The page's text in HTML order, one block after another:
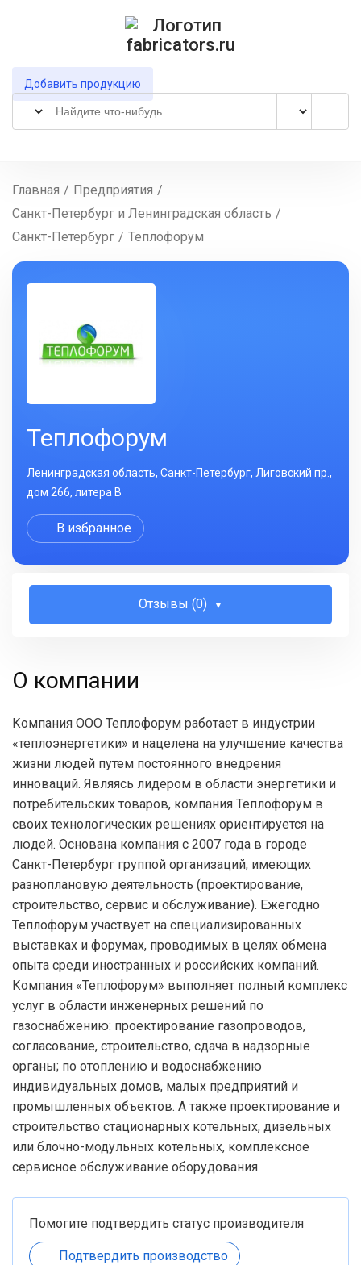
Добавить продукцию
Главная / Предприятия /
Санкт-Петербург и Ленинградская область /
Санкт-Петербург / Теплофорум
Теплофорум
Ленинградская область, Санкт-Петербург, Лиговский пр.,
дом 266, литера В
В избранное
Отзывы (0)
О компании
Компания ООО Теплофорум работает в индустрии
«теплоэнергетики» и нацелена на улучшение качества
жизни людей путем постоянного внедрения
инноваций. Являясь лидером в области энергетики и
потребительских товаров, компания Теплофорум в
своих технологических решениях ориентируется на
людей. Основана компания с 2007 года в городе
Санкт-Петербург группой организаций, имеющих
разноплановую деятельность (проектирование,
строительство, сервис и обслуживание). Ежегодно
Теплофорум участвует на специализированных
выставках и форумах, проводимых в целях обмена
опыта среди иностранных и российских компаний.
Компания «Теплофорум» выполняет полный комплекс
услуг в области инженерных решений по
газоснабжению: проектирование газопроводов,
согласование, строительство, сдача в надзорные
органы; по отоплению и водоснабжению
индивидуальных домов, малых предприятий и
промышленных объектов. А также проектирование и
строительство стационарных котельных, дизельных
или блочно-модульных котельных, комплексное
сервисное обслуживание оборудования.
Помогите подтвердить статус производителя
Подтвердить производство